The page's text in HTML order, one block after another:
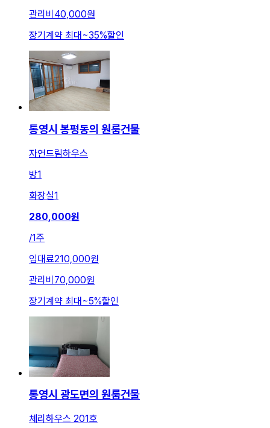
관리비 40,000원
장기계약 최대 ~35%할인
통영시 봉평동의 원룸건물
자연드림하우스
방1
화장실1
280,000원
/1주
임대료210,000원
관리비 70,000원
장기계약 최대~5%할인
통영시 광도면의 원룸건물
체리하우스 201호